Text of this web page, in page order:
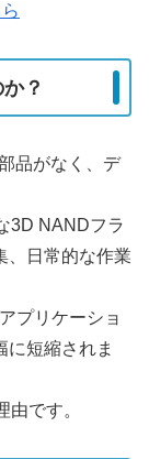
？
品がなく、デ
3D NANDフラ
、日常的な作業
プリケーショ
に短縮されま
です。